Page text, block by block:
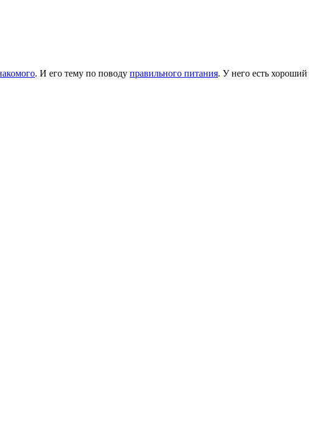
. И его тему по поводу правильного питания. У него есть хороший